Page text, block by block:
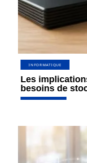
INFORMATIQUE
Les
besoins de